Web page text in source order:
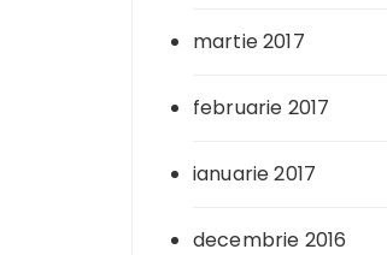
martie 2017
februarie 2017
ianuarie 2017
decembrie 2016